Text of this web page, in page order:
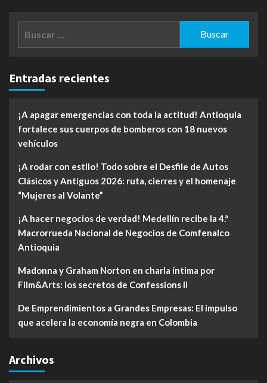
Entradas recientes
¡A apagar emergencias con toda la actitud! Antioquia
fortalece sus cuerpos de bomberos con 18 nuevos
vehículos
¡A rodar con estilo! Todo sobre el Desfile de Autos
Clásicos y Antiguos 2026: ruta, cierres y el homenaje
“Mujeres al Volante”
¡A hacer negocios de verdad! Medellín recibe la 4.ª
Macrorrueda Nacional de Negocios de Comfenalco
Antioquia
Madonna y Graham Norton en charla íntima por
Film&Arts: los secretos de Confessions II
De Emprendimientos a Grandes Empresas: El impulso
que acelera la economía negra en Colombia
Archivos